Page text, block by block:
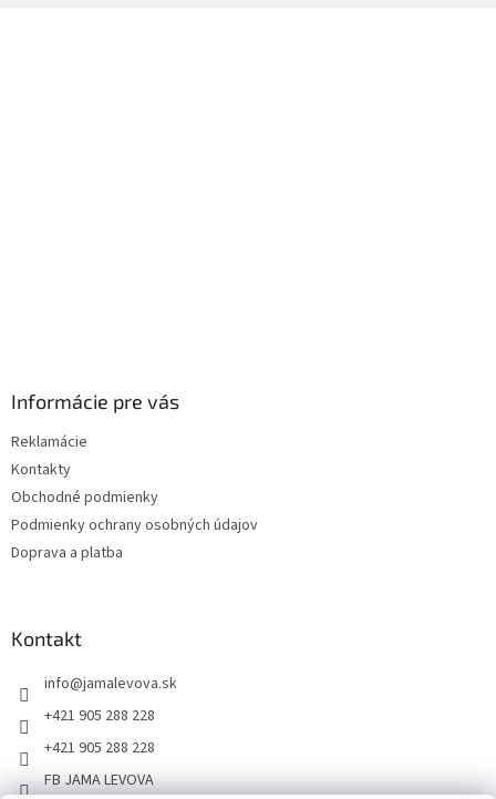
Informácie pre vás
Reklamácie
Kontakty
Obchodné podmienky
Podmienky ochrany osobných údajov
Doprava a platba
Kontakt
info@jamalevova.sk
+421 905 288 228
+421 905 288 228
FB JAMA LEVOVA